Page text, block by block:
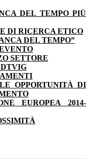
DEL TEMPO PIÙ
DI RICERCA ETICO
DEL TEMPO”
SETTORE
OPPORTUNITÀ DI
EUROPEA 2014-